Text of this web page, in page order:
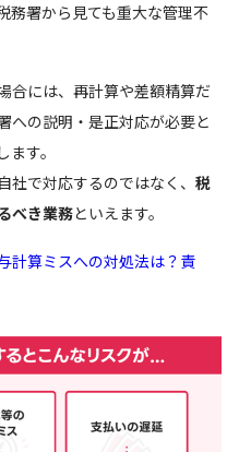
務署から見ても重大な管理不
合には、再計算や差額精算だ
への説明・是正対応が必要と
す。
で対応するのではなく、 税
べき業務といえます。
計算ミスへの対処法は？責